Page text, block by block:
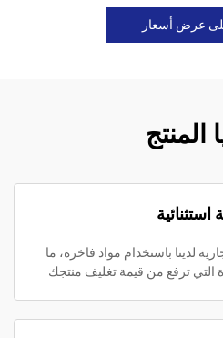
عرض أسعار
المنتج
استثنائية
لدينا باستخدام مواد فاخرة، ما
التي ترفع من قيمة تغليف منتجك